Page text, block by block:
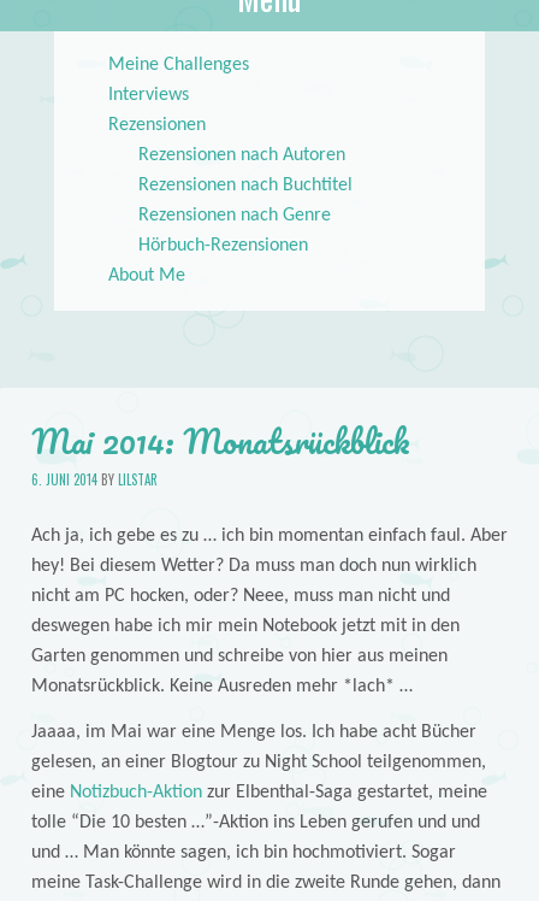
Meine Challenges
Interviews
Rezensionen
Rezensionen nach Autoren
Rezensionen nach Buchtitel
Rezensionen nach Genre
Hörbuch-Rezensionen
About Me
Mai 2014: Monatsrückblick
6. JUNI 2014BYLILSTAR
Ach ja, ich gebe es zu … ich bin momentan einfach faul. Aber
hey! Bei diesem Wetter? Da muss man doch nun wirklich
nicht am PC hocken, oder? Neee, muss man nicht und
deswegen habe ich mir mein Notebook jetzt mit in den
Garten genommen und schreibe von hier aus meinen
Monatsrückblick. Keine Ausreden mehr *lach* …
Jaaaa, im Mai war eine Menge los. Ich habe acht Bücher
gelesen, an einer Blogtour zu Night School teilgenommen,
eine Notizbuch-Aktionzur Elbenthal-Saga gestartet, meine
tolle “Die 10 besten …”-Aktion ins Leben gerufen und und
und … Man könnte sagen, ich bin hochmotiviert. Sogar
meine Task-Challenge wird in die zweite Runde gehen, dann